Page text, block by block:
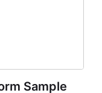
Sample